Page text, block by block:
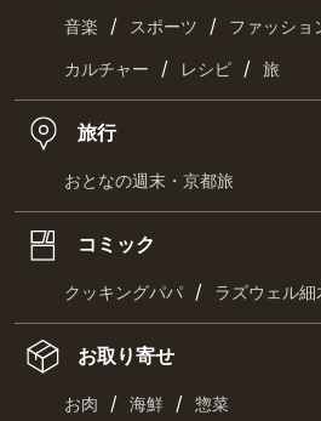
音楽 / スポーツ / ファッショ
カルチャー / レシピ / 旅
旅行
おとなの週末・京都旅
コミック
クッキングパパ / ラズウェル細
お取り寄せ
お肉 / 海鮮 / 惣菜